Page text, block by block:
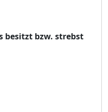
besitzt bzw. strebst